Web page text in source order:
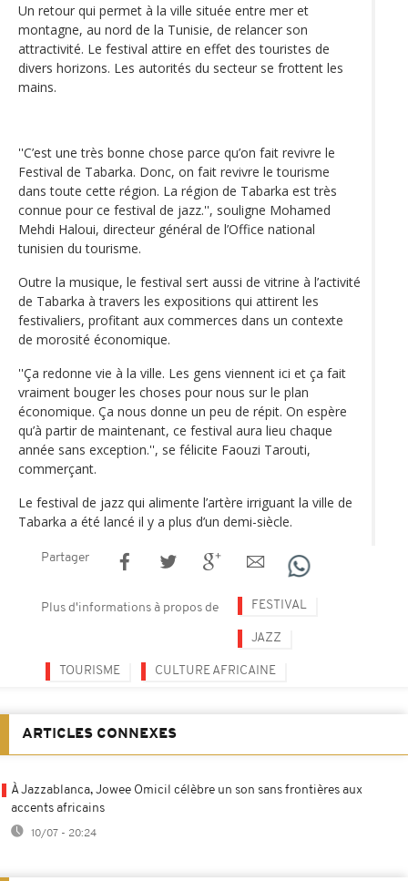
Un retour qui permet à la ville située entre mer et
montagne, au nord de la Tunisie, de relancer son
attractivité. Le festival attire en effet des touristes de
divers horizons. Les autorités du secteur se frottent les
mains.
''C’est une très bonne chose parce qu’on fait revivre le
Festival de Tabarka. Donc, on fait revivre le tourisme
dans toute cette région. La région de Tabarka est très
connue pour ce festival de jazz.'', souligne Mohamed
Mehdi Haloui, directeur général de l’Office national
tunisien du tourisme.
Outre la musique, le festival sert aussi de vitrine à l’activité
de Tabarka à travers les expositions qui attirent les
festivaliers, profitant aux commerces dans un contexte
de morosité économique.
''Ça redonne vie à la ville. Les gens viennent ici et ça fait
vraiment bouger les choses pour nous sur le plan
économique. Ça nous donne un peu de répit. On espère
qu’à partir de maintenant, ce festival aura lieu chaque
année sans exception.'', se félicite Faouzi Tarouti,
commerçant.
Le festival de jazz qui alimente l’artère irriguant la ville de
Tabarka a été lancé il y a plus d’un demi-siècle.
Partager
Plus d'informations à propos de FESTIVAL
JAZZ
TOURISME CULTURE AFRICAINE
ARTICLES CONNEXES
À Jazzablanca, Jowee Omicil célèbre un son sans frontières aux
accents africains
10/07 - 20:24